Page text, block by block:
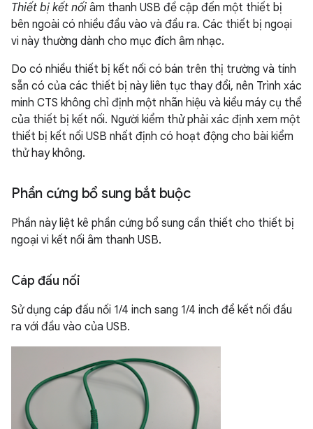
Thiết bị kết nối âm thanh USB đề cập đến một thiết bị
bên ngoài có nhiều đầu vào và đầu ra. Các thiết bị ngoại
vi này thường dành cho mục đích âm nhạc.
Do có nhiều thiết bị kết nối có bán trên thị trường và tính
sẵn có của các thiết bị này liên tục thay đổi, nên Trình xác
minh CTS không chỉ định một nhãn hiệu và kiểu máy cụ thể
của thiết bị kết nối. Người kiểm thử phải xác định xem một
thiết bị kết nối USB nhất định có hoạt động cho bài kiểm
thử hay không.
Phần cứng bổ sung bắt buộc
Phần này liệt kê phần cứng bổ sung cần thiết cho thiết bị
ngoại vi kết nối âm thanh USB.
Cáp đấu nối
Sử dụng cáp đấu nối 1/4 inch sang 1/4 inch để kết nối đầu
ra với đầu vào của USB.